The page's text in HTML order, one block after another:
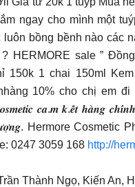
ngay cho mình một
luôn bồng bềnh nào các
HERMORE sale ”
150k 1 chai 150ml
10% cho chị em đi
𝒄𝒂.𝒎 𝒌.𝒆̂́𝒕 𝒉𝒂̀𝒏𝒈
Hermore Cosmetic
0247 3059 168 http://
Thành Ngọ, Kiến An,